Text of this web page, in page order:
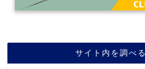
サイト内を調べる